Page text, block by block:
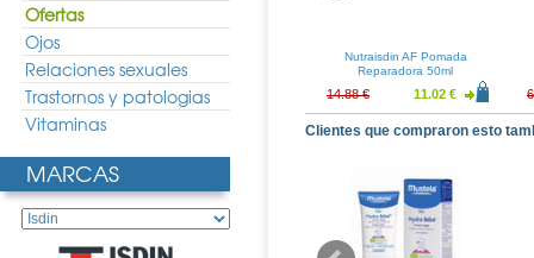
Ofertas
Ojos
Relaciones sexuales
Trastornos y patologias
Vitaminas
MARCAS
Crema
100ml
13.58 €
Babe Urea 10% Locion
Reparadora 500ml
16.91 €
Nutraisdin AF Pomada
Reparadora 50ml
14.88 € 11.02 €
Clientes que compraron esto